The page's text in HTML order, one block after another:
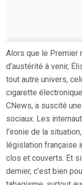
Alors que le Premier
d’austérité à venir,
tout autre univers,
cigarette
CNews, a suscité
sociaux. Les
l’ironie de la
législation française
clos et couverts. Et
dernier, c’est bien